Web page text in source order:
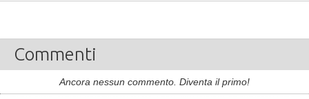
Commenti
Ancora nessun commento. Diventa il primo!